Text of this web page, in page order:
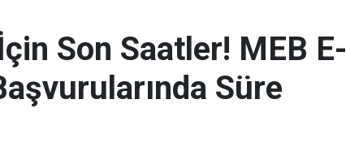
Son Saatler! MEB E-
Süre